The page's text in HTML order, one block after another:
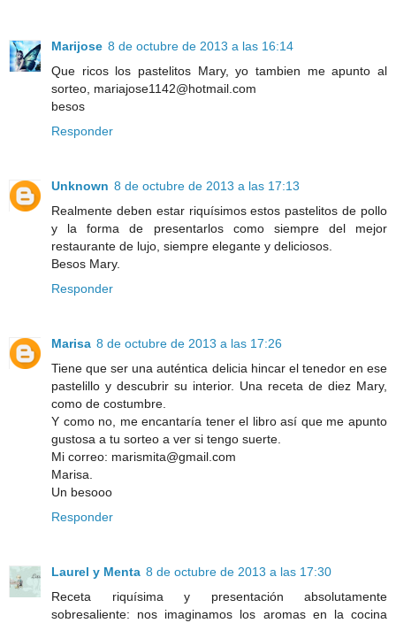
Marijose 8 de octubre de 2013 a las 16:14
Que ricos los pastelitos Mary, yo tambien me apunto al
sorteo, mariajose1142@hotmail.com
besos
Responder
Unknown 8 de octubre de 2013 a las 17:13
Realmente deben estar riquísimos estos pastelitos de pollo
y la forma de presentarlos como siempre del mejor
restaurante de lujo, siempre elegante y deliciosos.
Besos Mary.
Responder
Marisa 8 de octubre de 2013 a las 17:26
Tiene que ser una auténtica delicia hincar el tenedor en ese
pastelillo y descubrir su interior. Una receta de diez Mary,
como de costumbre.
Y como no, me encantaría tener el libro así que me apunto
gustosa a tu sorteo a ver si tengo suerte.
Mi correo: marismita@gmail.com
Marisa.
Un besooo
Responder
Laurel y Menta 8 de octubre de 2013 a las 17:30
Receta riquísima y presentación absolutamente
sobresaliente: nos imaginamos los aromas en la cocina